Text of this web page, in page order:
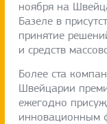
ноября на
Базеле в
принятие
и средств
Более ста
Швейцарии
ежегодно
инновационным